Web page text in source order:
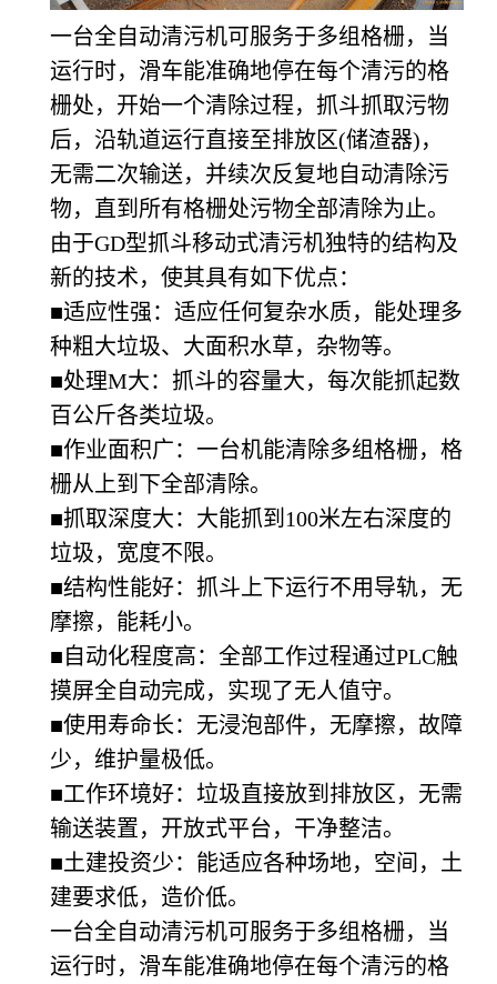
一台全自动清污机可服务于多组格栅，当
运行时，滑车能准确地停在每个清污的格
栅处，开始一个清除过程，抓斗抓取污物
后，沿轨道运行直接至排放区(储渣器)，
无需二次输送，并续次反复地自动清除污
物，直到所有格栅处污物全部清除为止。
由于GD型抓斗移动式清污机独特的结构及
新的技术，使其具有如下优点：
■适应性强：适应任何复杂水质，能处理多
种粗大垃圾、大面积水草，杂物等。
■处理M大：抓斗的容量大，每次能抓起数
百公斤各类垃圾。
■作业面积广：一台机能清除多组格栅，格
栅从上到下全部清除。
■抓取深度大：大能抓到100米左右深度的
垃圾，宽度不限。
■结构性能好：抓斗上下运行不用导轨，无
摩擦，能耗小。
■自动化程度高：全部工作过程通过PLC触
摸屏全自动完成，实现了无人值守。
■使用寿命长：无浸泡部件，无摩擦，故障
少，维护量极低。
■工作环境好：垃圾直接放到排放区，无需
输送装置，开放式平台，干净整洁。
■土建投资少：能适应各种场地，空间，土
建要求低，造价低。
一台全自动清污机可服务于多组格栅，当
运行时，滑车能准确地停在每个清污的格